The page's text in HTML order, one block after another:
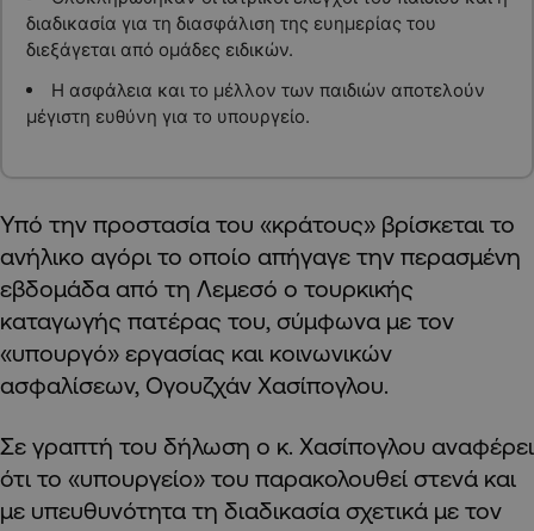
διαδικασία για τη διασφάλιση της ευημερίας του
διεξάγεται από ομάδες ειδικών.
Η ασφάλεια και το μέλλον των παιδιών αποτελούν
μέγιστη ευθύνη για το υπουργείο.
Υπό την προστασία του «κράτους» βρίσκεται το
ανήλικο αγόρι το οποίο απήγαγε την περασμένη
εβδομάδα από τη Λεμεσό ο τουρκικής
καταγωγής πατέρας του, σύμφωνα με τον
«υπουργό» εργασίας και κοινωνικών
ασφαλίσεων, Ογουζχάν Χασίπογλου.
Σε γραπτή του δήλωση ο κ. Χασίπογλου αναφέρει
ότι το «υπουργείο» του παρακολουθεί στενά και
με υπευθυνότητα τη διαδικασία σχετικά με τον